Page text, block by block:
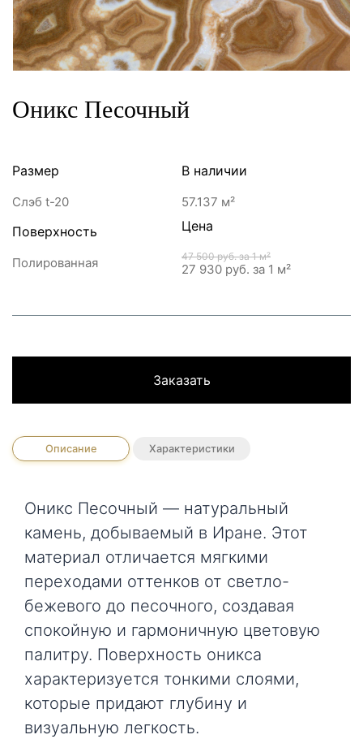
Оникс Песочный
Размер
Слэб t-20
В наличии
57.137 м²
Поверхность
Полированная
Цена
47 500 руб.за 1 м²
27 930 руб. за 1 м²
Заказать
Описание Характеристики
Оникс Песочный — натуральный
камень, добываемый в Иране. Этот
материал отличается мягкими
переходами оттенков от светло-
бежевого до песочного, создавая
спокойную и гармоничную цветовую
палитру. Поверхность оникса
характеризуется тонкими слоями,
которые придают глубину и
визуальную легкость.